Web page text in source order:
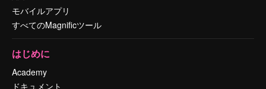
モバイルアプリ
すべてのMagnificツール
はじめに
Academy
ドキュメント